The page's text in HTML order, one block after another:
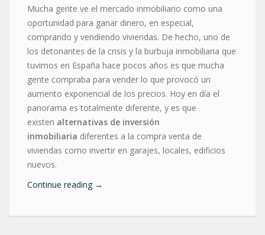
Mucha gente ve el mercado inmobiliario como una
oportunidad para ganar dinero, en especial,
comprando y vendiendo viviendas. De hecho, uno de
los detonantes de la crisis y la burbuja inmobiliaria que
tuvimos en España hace pocos años es que mucha
gente compraba para vender lo que provocó un
aumento exponencial de los precios. Hoy en día el
panorama es totalmente diferente, y es que
existen alternativas de inversión
inmobiliaria diferentes a la compra venta de
viviendas como invertir en garajes, locales, edificios
nuevos.
Continue reading →